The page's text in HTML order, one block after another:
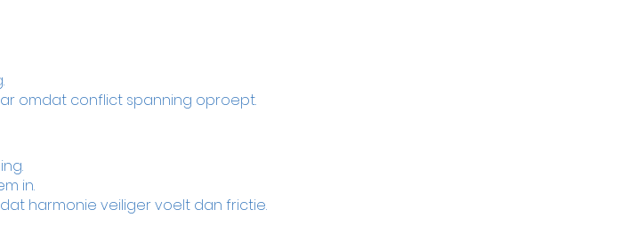
omdat conflict spanning oproept.
in.
harmonie veiliger voelt dan frictie.